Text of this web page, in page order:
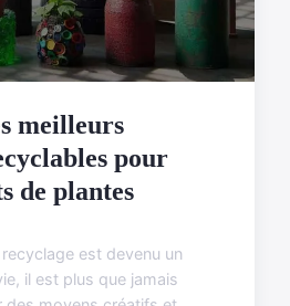
meilleurs
pour
de plantes
est devenu un
il est plus que jamais